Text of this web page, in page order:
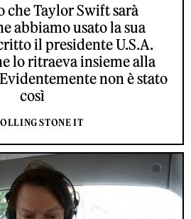
che Taylor Swift sarà
abbiamo usato la sua
il presidente U.S.A.
lo ritraeva insieme alla
non è stato
così
STONE IT